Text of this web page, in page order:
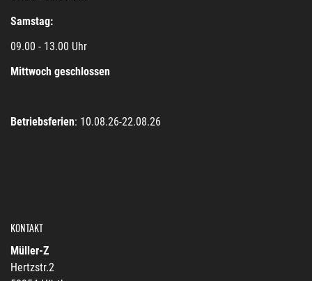
Samstag:
09.00 - 13.00 Uhr
Mittwoch geschlossen
Betriebsferien: 10.08.26-22.08.26
KONTAKT
Müller-Z
Hertzstr.2